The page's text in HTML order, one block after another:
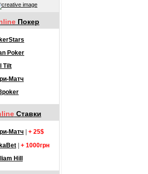
Покер
Poker
Tilt
Матч
Ставки
Матч
+ 25$
| + 1000грн
Hill